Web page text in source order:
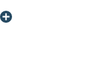
wöchentliche Gabe